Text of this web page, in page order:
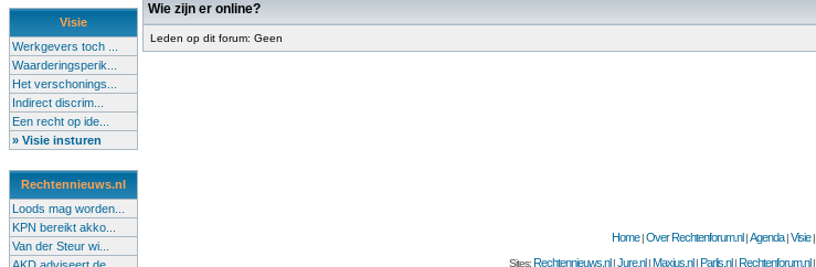
Visie
Werkgevers toch ...
Waarderingsperik...
Het verschonings...
Indirect discrim...
Een recht op ide...
» Visie insturen
Rechtennieuws.nl
Loods mag worden...
KPN bereikt akko...
Van der Steur wi...
Wie zijn er online?
Leden op dit forum: Geen
Home|Over Rechtenforum.nl |Agenda|Visie|
Sites:Rechtennieuws.nl |Jure.nl |Maxius.nl |Parlis.nl |Rechtenforum.nl |